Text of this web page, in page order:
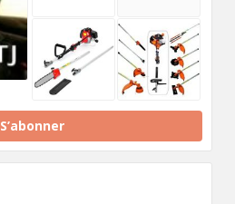
S’abonner